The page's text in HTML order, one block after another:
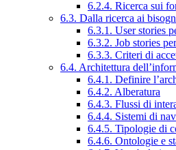
6.2.4. Ricerca sui
6.3. Dalla ricerca ai
6.3.1. User stories
6.3.2. Job stories
6.3.3. Criteri di
6.4. Architettura
6.4.1. Definire
6.4.2. Alberatura
6.4.3. Flussi di
6.4.4. Sistemi di
6.4.5. Tipologie di
6.4.6. Ontologie e